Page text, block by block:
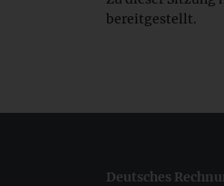
bereitgestellt.
Deutsches